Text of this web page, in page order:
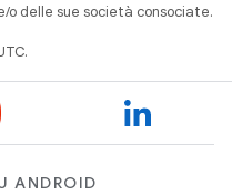
delle sue società consociate.
ANDROID